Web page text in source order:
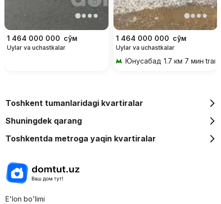
1 464 000 000 сўм
Uylar va uchastkalar
1 464 000 000 сўм
Uylar va uchastkalar
Юнусабад 1.7 км 7 мин
Toshkent tumanlaridagi kvartiralar
Shuningdek qarang
Toshkentda metroga yaqin kvartiralar
E'lon bo'limi